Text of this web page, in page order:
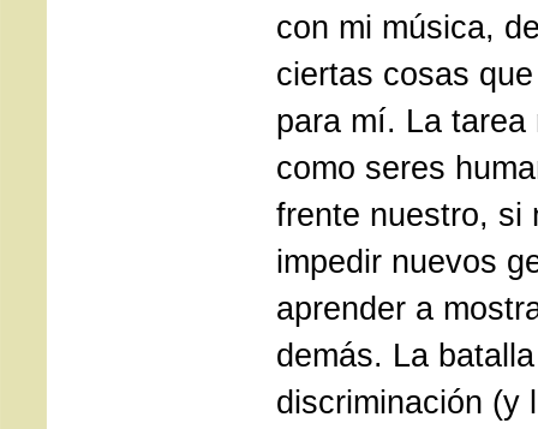
con mi música,
ciertas cosas
para mí. La tarea
como seres
frente nuestro, si
impedir nuevos
aprender a
demás. La
discriminación (y